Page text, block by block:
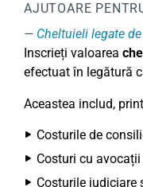
AJUTOARE
Cheltuieli legate
Inscrieți valoarea
efectuat în legătură
Aceastea includ,
Costurile de
Costuri cu avocații
Costurile judiciare